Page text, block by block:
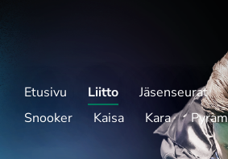
Etusivu Liitto Jäsenseurat
Snooker
Kaisa Kara